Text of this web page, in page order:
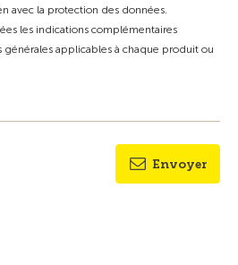
avec la protection des données.
les indications complémentaires
générales applicables à chaque produit ou
Envoyer